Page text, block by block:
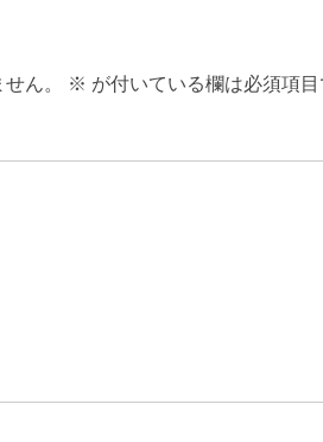
ん。 ※ が付いている欄は必須項